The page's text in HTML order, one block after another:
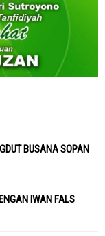
BUSANA SOPAN
IWAN FALS